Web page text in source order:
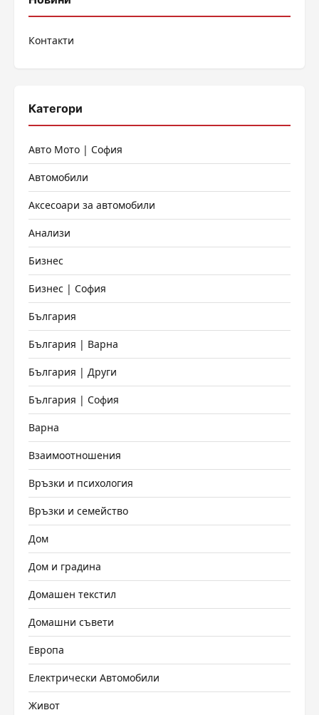
Контакти
Категори
Авто Мото | София
Автомобили
Аксесоари за автомобили
Анализи
Бизнес
Бизнес | София
България
България | Варна
България | Други
България | София
Варна
Взаимоотношения
Връзки и психология
Връзки и семейство
Дом
Дом и градина
Домашен текстил
Домашни съвети
Европа
Електрически Автомобили
Живот